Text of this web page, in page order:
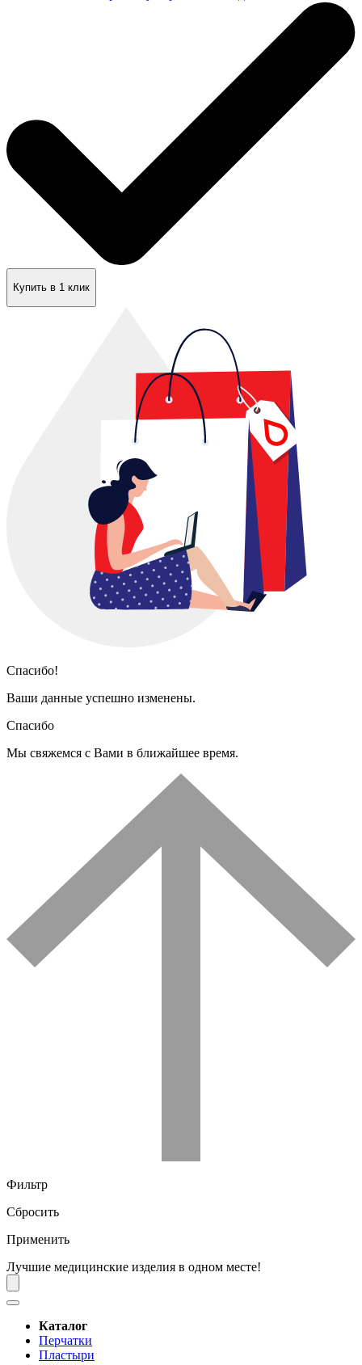
Купить в 1 клик
Спасибо!
Ваши данные успешно изменены.
Спасибо
Мы свяжемся с Вами в ближайшее время.
Фильтр
Сбросить
Применить
Лучшие медицинские изделия в одном месте!
Каталог
Перчатки
Пластыри